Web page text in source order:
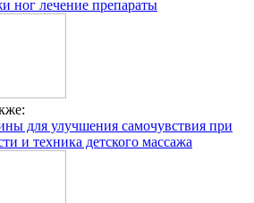
ног лечение препараты
для улучшения самочувствия при
и техника детского массажа